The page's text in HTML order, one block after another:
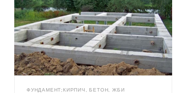
ФУНДАМЕНТ;КИРПИЧ, БЕТОН, ЖБИ